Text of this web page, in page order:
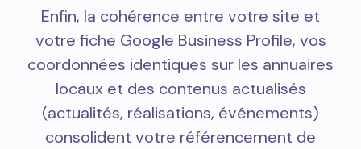
Enfin, la cohérence entre votre site et
votre fiche Google Business Profile, vos
coordonnées identiques sur les annuaires
locaux et des contenus actualisés
(actualités, réalisations, événements)
consolident votre référencement de